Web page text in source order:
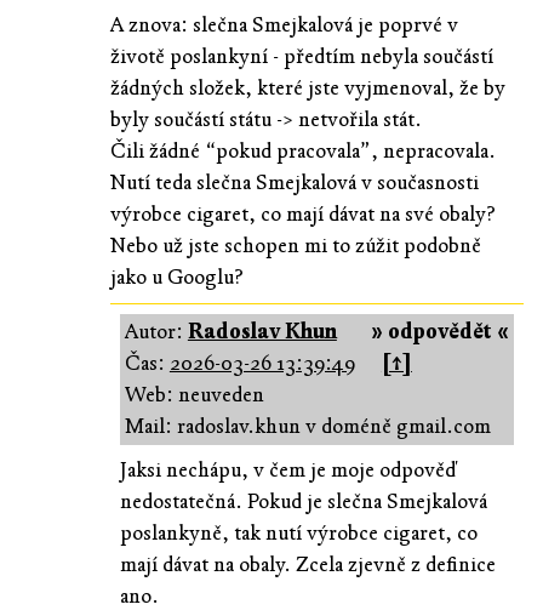
A znova: slečna Smejkalová je poprvé v
životě poslankyní - předtím nebyla součástí
žádných složek, které jste vyjmenoval, že by
byly součástí státu -> netvořila stát.
Čili žádné “pokud pracovala”, nepracovala.
Nutí teda slečna Smejkalová v současnosti
výrobce cigaret, co mají dávat na své obaly?
Nebo už jste schopen mi to zúžit podobně
jako u Googlu?
» odpovědět «
Autor: Radoslav Khun
Čas: 2026-03-26 13:39:49
[↑]
Web: neuveden
Mail: radoslav.khun v doméně gmail.com
Jaksi nechápu, v čem je moje odpověď
nedostatečná. Pokud je slečna Smejkalová
poslankyně, tak nutí výrobce cigaret, co
mají dávat na obaly. Zcela zjevně z definice
ano.